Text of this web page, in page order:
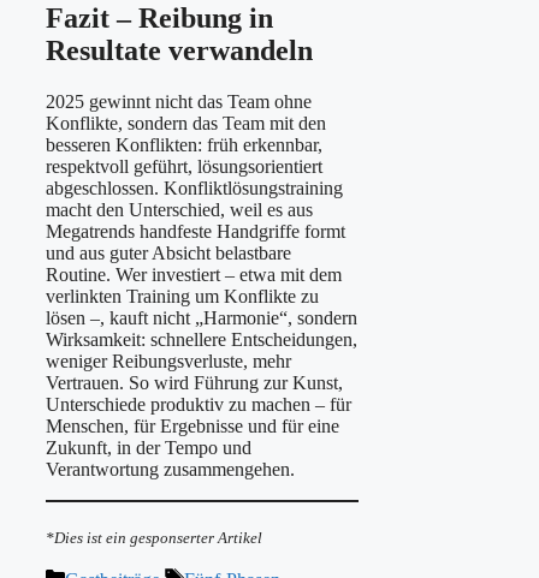
Fazit – Reibung in
Resultate verwandeln
2025 gewinnt nicht das Team ohne
Konflikte, sondern das Team mit den
besseren Konflikten: früh erkennbar,
respektvoll geführt, lösungsorientiert
abgeschlossen. Konfliktlösungstraining
macht den Unterschied, weil es aus
Megatrends handfeste Handgriffe formt
und aus guter Absicht belastbare
Routine. Wer investiert – etwa mit dem
verlinkten Training um Konflikte zu
lösen –, kauft nicht „Harmonie“, sondern
Wirksamkeit: schnellere Entscheidungen,
weniger Reibungsverluste, mehr
Vertrauen. So wird Führung zur Kunst,
Unterschiede produktiv zu machen – für
Menschen, für Ergebnisse und für eine
Zukunft, in der Tempo und
Verantwortung zusammengehen.
*Dies ist ein gesponserter Artikel